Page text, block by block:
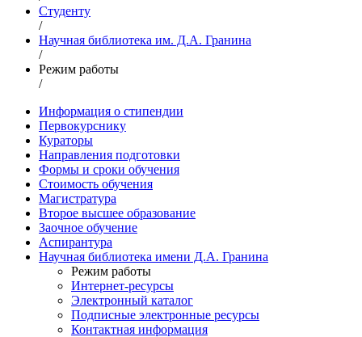
Студенту
/
Научная библиотека им. Д.А. Гранина
/
Режим работы
/
Информация о стипендии
Первокурснику
Кураторы
Направления подготовки
Формы и сроки обучения
Стоимость обучения
Магистратура
Второе высшее образование
Заочное обучение
Аспирантура
Научная библиотека имени Д.А. Гранина
Режим работы
Интернет-ресурсы
Электронный каталог
Подписные электронные ресурсы
Контактная информация